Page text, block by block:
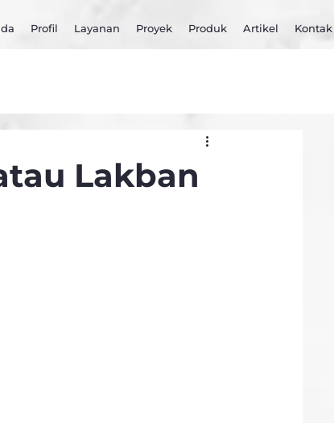
Profil Layanan Proyek Produk Artikel Kontak
Lakban